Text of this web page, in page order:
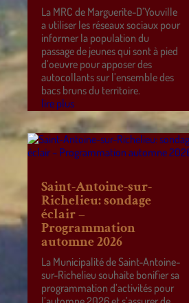
La MRC de Marguerite-D’Youville
a utiliser les réseaux sociaux pour
informer la population du
passage de jeunes qui sont à pied
d’oeuvre pour apposer des
autocollants sur l’ensemble des
bacs bruns du territoire.
lire plus
Saint-Antoine-sur-
Richelieu: sondage
éclair –
Programmation
automne 2026
La Municipalité de Saint-Antoine-
sur-Richelieu souhaite bonifier sa
programmation d’activités pour